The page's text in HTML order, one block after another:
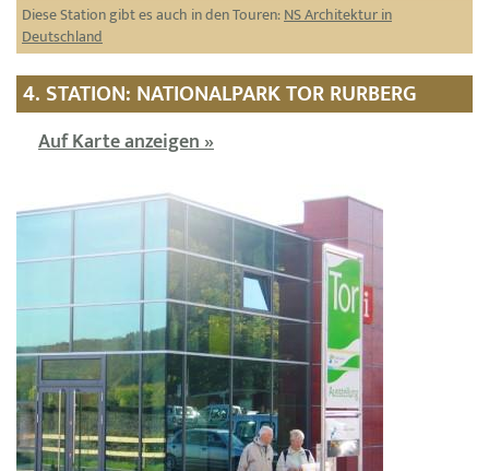
Diese Station gibt es auch in den Touren:NS Architektur in
Deutschland
4. STATION: NATIONALPARK TOR RURBERG
Auf Karte anzeigen »